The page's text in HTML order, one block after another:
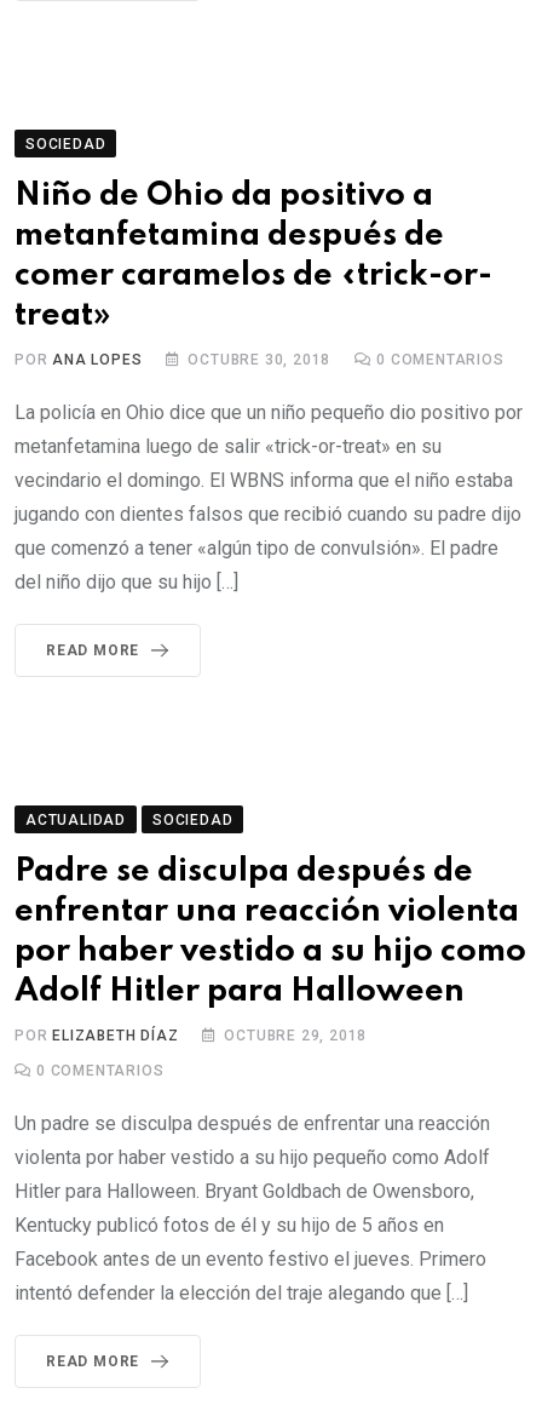
SOCIEDAD
Niño de Ohio da positivo a
metanfetamina después de
comer caramelos de «trick-or-
treat»
PORANA LOPES OCTUBRE 30, 2018 0 COMENTARIOS
La policía en Ohio dice que un niño pequeño dio positivo por
metanfetamina luego de salir «trick-or-treat» en su
vecindario el domingo. El WBNS informa que el niño estaba
jugando con dientes falsos que recibió cuando su padre dijo
que comenzó a tener «algún tipo de convulsión». El padre
del niño dijo que su hijo […]
READ MORE
ACTUALIDAD SOCIEDAD
Padre se disculpa después de
enfrentar una reacción violenta
por haber vestido a su hijo como
Adolf Hitler para Halloween
POR ELIZABETH DÍAZ OCTUBRE 29, 2018
0 COMENTARIOS
Un padre se disculpa después de enfrentar una reacción
violenta por haber vestido a su hijo pequeño como Adolf
Hitler para Halloween. Bryant Goldbach de Owensboro,
Kentucky publicó fotos de él y su hijo de 5 años en
Facebook antes de un evento festivo el jueves. Primero
intentó defender la elección del traje alegando que […]
READ MORE